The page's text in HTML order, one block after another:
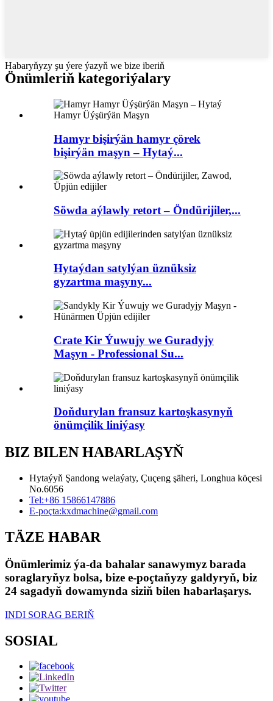
Habaryňyzy şu ýere ýazyň we bize iberiň
Önümleriň kategoriýalary
Hamyr bişirýän hamyr çörek
bişirýän maşyn – Hytaý...
Söwda aýlawly retort – Öndürijiler,...
Hytaýdan satylýan üznüksiz
gyzartma maşyny...
Crate Kir Ýuwujy we Guradyjy
Maşyn - Professional Su...
Doňdurylan fransuz kartoşkasynyň
önümçilik liniýasy
BIZ BILEN HABARLAŞYŇ
Hytaýyň Şandong welaýaty, Çuçeng şäheri, Longhua köçesi
No.6056
Tel:+86 15866147886
E-poçta:kxdmachine@gmail.com
TÄZE HABAR
Önümlerimiz ýa-da bahalar sanawymyz barada
soraglaryňyz bolsa, bize e-poçtaňyzy galdyryň, biz
24 sagadyň dowamynda siziň bilen habarlaşarys.
INDI SORAG BERIŇ
SOSIAL